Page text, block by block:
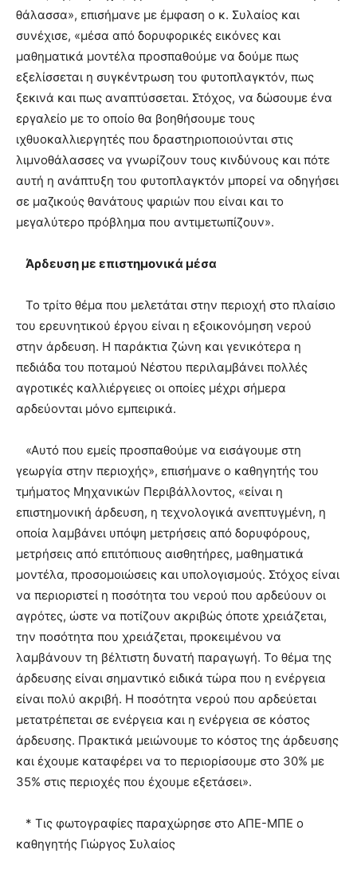
θάλασσα», επισήμανε με έμφαση ο κ. Συλαίος και
συνέχισε, «μέσα από δορυφορικές εικόνες και
μαθηματικά μοντέλα προσπαθούμε να δούμε πως
εξελίσσεται η συγκέντρωση του φυτοπλαγκτόν, πως
ξεκινά και πως αναπτύσσεται. Στόχος, να δώσουμε ένα
εργαλείο με το οποίο θα βοηθήσουμε τους
ιχθυοκαλλιεργητές που δραστηριοποιούνται στις
λιμνοθάλασσες να γνωρίζουν τους κινδύνους και πότε
αυτή η ανάπτυξη του φυτοπλαγκτόν μπορεί να οδηγήσει
σε μαζικούς θανάτους ψαριών που είναι και το
μεγαλύτερο πρόβλημα που αντιμετωπίζουν».
Άρδευση με επιστημονικά μέσα
Το τρίτο θέμα που μελετάται στην περιοχή στο πλαίσιο
του ερευνητικού έργου είναι η εξοικονόμηση νερού
στην άρδευση. Η παράκτια ζώνη και γενικότερα η
πεδιάδα του ποταμού Νέστου περιλαμβάνει πολλές
αγροτικές καλλιέργειες οι οποίες μέχρι σήμερα
αρδεύονται μόνο εμπειρικά.
«Αυτό που εμείς προσπαθούμε να εισάγουμε στη
γεωργία στην περιοχής», επισήμανε ο καθηγητής του
τμήματος Μηχανικών Περιβάλλοντος, «είναι η
επιστημονική άρδευση, η τεχνολογικά ανεπτυγμένη, η
οποία λαμβάνει υπόψη μετρήσεις από δορυφόρους,
μετρήσεις από επιτόπιους αισθητήρες, μαθηματικά
μοντέλα, προσομοιώσεις και υπολογισμούς. Στόχος είναι
να περιοριστεί η ποσότητα του νερού που αρδεύουν οι
αγρότες, ώστε να ποτίζουν ακριβώς όποτε χρειάζεται,
την ποσότητα που χρειάζεται, προκειμένου να
λαμβάνουν τη βέλτιστη δυνατή παραγωγή. Το θέμα της
άρδευσης είναι σημαντικό ειδικά τώρα που η ενέργεια
είναι πολύ ακριβή. Η ποσότητα νερού που αρδεύεται
μετατρέπεται σε ενέργεια και η ενέργεια σε κόστος
άρδευσης. Πρακτικά μειώνουμε το κόστος της άρδευσης
και έχουμε καταφέρει να το περιορίσουμε στο 30% με
35% στις περιοχές που έχουμε εξετάσει».
* Τις φωτογραφίες παραχώρησε στο ΑΠΕ-ΜΠΕ ο
καθηγητής Γιώργος Συλαίος